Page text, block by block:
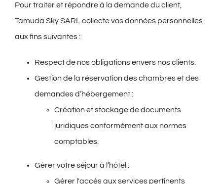
Pour traiter et répondre à la demande du client,
Tamuda Sky SARL collecte vos données personnelles
aux fins suivantes :
Respect de nos obligations envers nos clients.
Gestion de la réservation des chambres et des
demandes d’hébergement :
Création et stockage de documents
juridiques conformément aux normes
comptables.
Gérer votre séjour à l’hôtel :
Gérer l'accès aux services pertinents